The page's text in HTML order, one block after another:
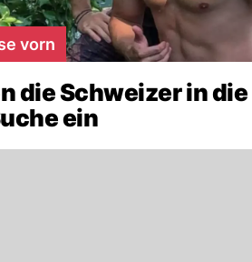
vorn
die Schweizer in die
ein